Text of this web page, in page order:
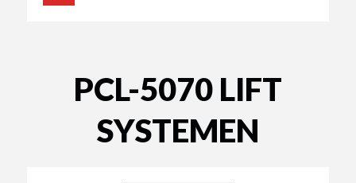
PCL-5070 LIFT
SYSTEMEN